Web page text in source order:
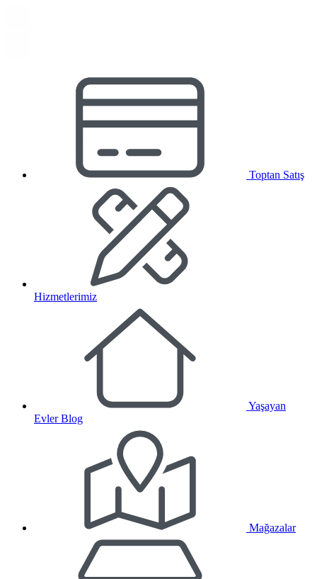
Toptan Satış
Hizmetlerimiz
Yaşayan
Evler Blog
Mağazalar